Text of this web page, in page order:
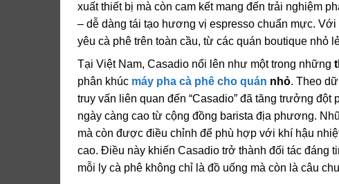
xuất thiết bị mà còn cam kết mang đến trải nghiệm
– dễ dàng tái tạo hương vị espresso chuẩn mực.
yêu cà phê trên toàn cầu, từ các quán boutique nhỏ
Tại Việt Nam, Casadio nổi lên như một trong những
phân khúc máy pha cà phê cho quán nhỏ. Theo
truy vấn liên quan đến “Casadio” đã tăng trưởng
ngày càng cao từ cộng đồng barista địa phương.
mà còn được điều chỉnh để phù hợp với khí hậu
cao. Điều này khiến Casadio trở thành đối tác đáng
mỗi ly cà phê không chỉ là đồ uống mà còn là câu